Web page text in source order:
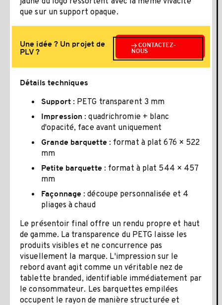
que sur un support opaque.
Une idée ? Un projet de
PLV ?
CONTACTEZ-
NOUS
Détails techniques
Support: PETG transparent 3 mm
Impression : quadrichromie + blanc
d'opacité, face avant uniquement
Grande barquette: format à plat 676 × 522
mm
Petite barquette: format à plat 544 × 457
mm
Façonnage : découpe personnalisée et 4
pliages à chaud
Le présentoir final offre un rendu propre et haut
de gamme. La transparence du PETG laisse les
produits visibles et ne concurrence pas
visuellement la marque. L'impression sur le
rebord avant agit comme un véritable nez de
tablette branded, identifiable immédiatement par
le consommateur. Les barquettes empilées
occupent le rayon de manière structurée et